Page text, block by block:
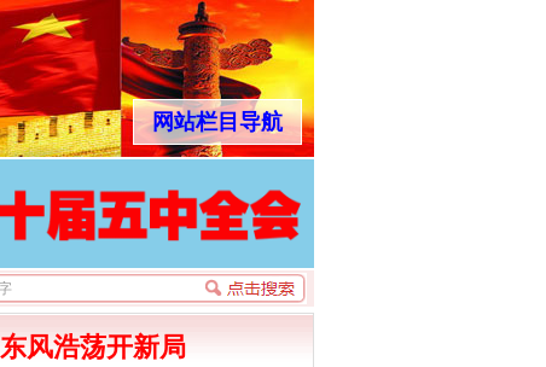
网站栏目导航
东风浩荡开新局